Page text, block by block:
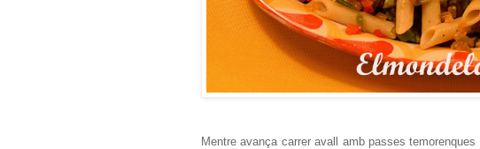
Mentre avança carrer avall amb passes